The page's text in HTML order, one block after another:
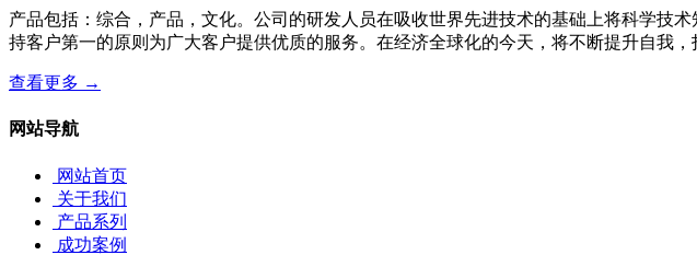
产品包括：综合，产品，文化。公司的研发人员在吸收世界先进技术的基础上将科学技
持客户第一的原则为广大客户提供优质的服务。在经济全球化的今天，将不断提升自我
查看更多 →
网站导航
网站首页
关于我们
产品系列
成功案例